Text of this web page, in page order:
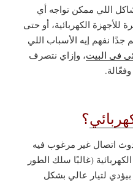
اللي ممكن تواجه أي
الكهربائية، أو حتى
نفهم إيه الأسباب اللي
في البيت، وإزاي نتصرف
؟
اتصال غير مرغوب فيه
(غالبًا سلك الطور
لتيار عالي بشكل